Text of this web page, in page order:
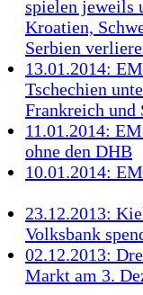
spielen jeweils
Kroatien,
Serbien
13.01.2014:
Tschechien
Frankreich und
11.01.2014:
ohne den DHB
10.01.2014:
23.12.2013:
Volksbank
02.12.2013:
Markt am 3.